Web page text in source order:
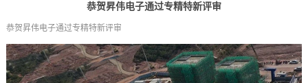
恭贺昇伟电子通过专精特新评审
恭贺昇伟电子通过专精特新评审